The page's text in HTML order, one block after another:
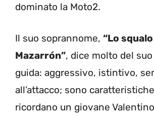
dominato la Moto2.
Il suo soprannome, “Lo
Mazarrón”, dice molto del
guida: aggressivo, istintivo,
all’attacco; sono
ricordano un giovane